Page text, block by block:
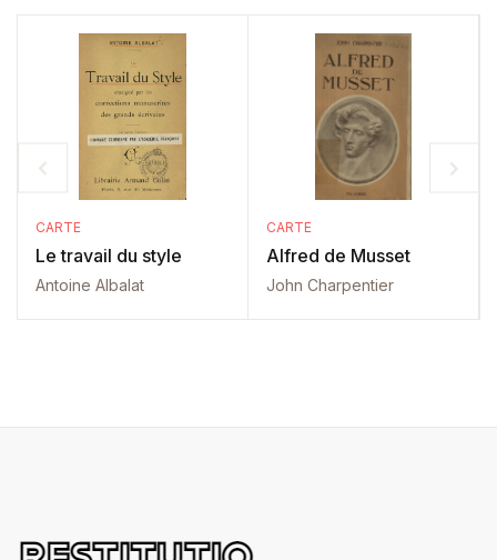
CARTE
Le travail du style
Antoine Albalat
CARTE
Alfred de Musset
John Charpentier